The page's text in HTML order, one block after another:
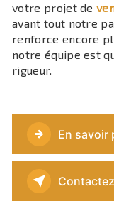
votre projet de
avant tout notre
renforce encore
notre équipe est
rigueur.
En savoir